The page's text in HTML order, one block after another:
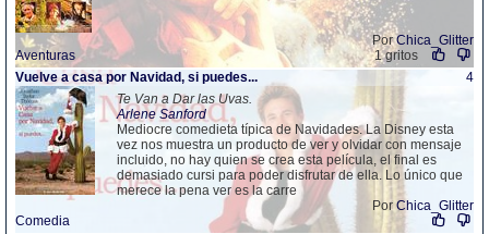
PorChica_Glitter
Aventuras
1 gritos
Vuelve a casa por Navidad, si puedes...
4
Te Van a Dar las Uvas.
Arlene Sanford
Mediocre comedieta típica de Navidades. La Disney esta
vez nos muestra un producto de ver y olvidar con mensaje
incluido, no hay quien se crea esta película, el final es
demasiado cursi para poder disfrutar de ella. Lo único que
merece la pena ver es la carre
Por Chica_Glitter
Comedia